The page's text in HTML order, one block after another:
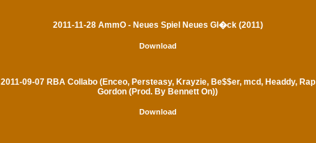
2011-11-28 AmmO - Neues Spiel Neues Gl�ck (2011)
Download
2011-09-07 RBA Collabo (Enceo, Persteasy, Krayzie, Be$$er, mcd, Headdy, Rap
Gordon (Prod. By Bennett On))
Download